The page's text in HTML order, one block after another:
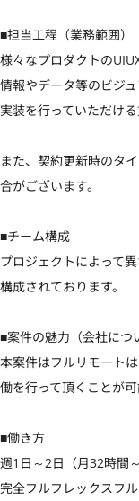
■担当工程（業務範囲）
様々なプロダクトの
情報やデータ等のビジ
実装を行っていただけ
また、契約更新時のタ
合がございます。
■チーム構成
プロジェクトによって
構成されております。
■案件の魅力（会社につ
本案件はフルリモート
働を行って頂くことが可
■働き方
週1日～2日（月32時間
完全フルフレックスフ